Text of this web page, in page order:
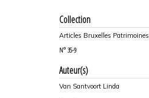
Collection
Articles Bruxelles Patrimoines
N° 35-9
Auteur(s)
Van Santvoort Linda